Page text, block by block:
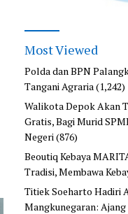
Most Viewed
Polda dan BPN
Tangani Agraria(1,242)
Walikota Depok Akan
Gratis, Bagi Murid
Negeri(876)
Beoutiq Kebaya
Tradisi, Membawa
Titiek Soeharto Hadiri
Mangkunegaran: